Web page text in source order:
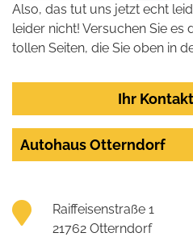
Also, das tut uns jetzt echt
leider nicht! Versuchen Sie es
tollen Seiten, die Sie oben in
Ihr
Autohaus Otterndorf
Raiffeisenstraße 1
21762 Otterndorf